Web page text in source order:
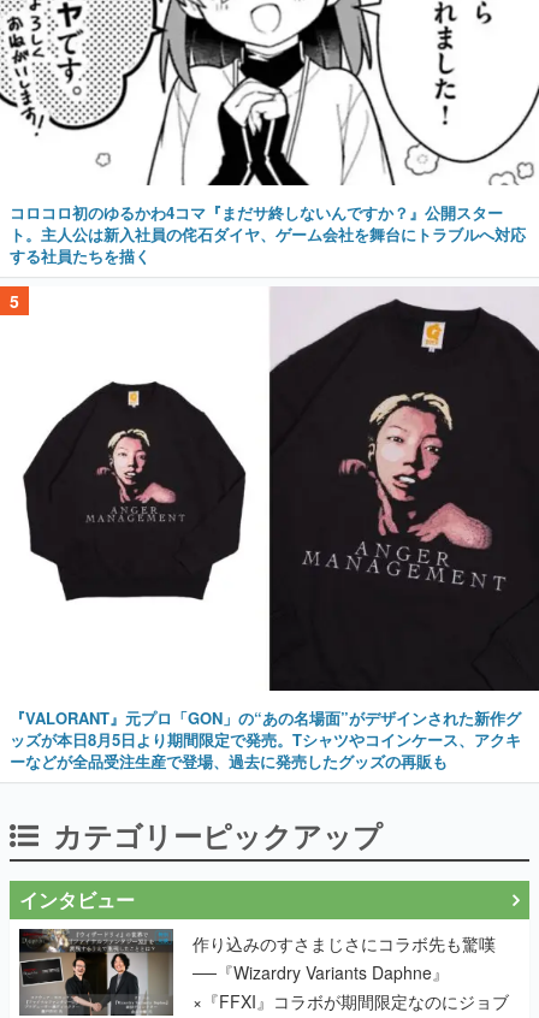
コロコロ初のゆるかわ4コマ『まだサ終しないんですか？』公開スター
ト。主人公は新入社員の侘石ダイヤ、ゲーム会社を舞台にトラブルへ対応
する社員たちを描く
5
『VALORANT』元プロ「GON」の“あの名場面”がデザインされた新作グ
ッズが本日8月5日より期間限定で発売。Tシャツやコインケース、アクキ
ーなどが全品受注生産で登場、過去に発売したグッズの再販も
カテゴリーピックアップ
インタビュー
作り込みのすさまじさにコラボ先も驚嘆
──『Wizardry Variants Daphne』
×『FFXI』コラボが期間限定なのにジョブ